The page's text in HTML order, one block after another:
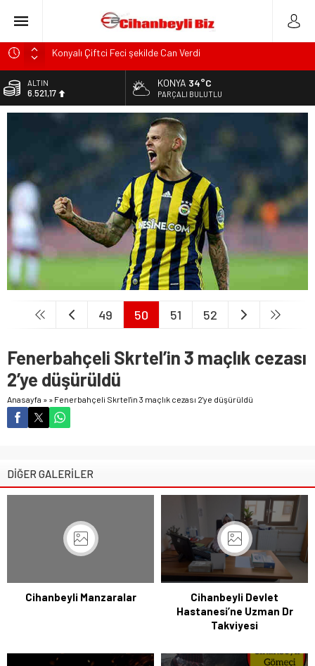
Konyalı Çiftci Feci şekilde Can Verdi
Konya’da araçta oksijen tüpünün patlaması sonucu hayatını
kaybeden biri bebek 2 kişi ile yaralanan 2 kişinin kimlikleri
KULU’DA HAFİF TİCARİ ARAÇ TAKLA ATTI: 2’Sİ ÇOCUK, 3
YARALI
Trafik Kazasinda Yaralanmıştı, Tedavi gördüğü Hastanede
Başkan Adayı Kemal Tekin Sahada Ziyaretlerini
Yoğunlaştırdı
ALTIN
6.521,17
EURO
55,0659
KONYA 34°C
PARÇALI BULUTLU
49 50 51 52
Fenerbahçeli Skrtel’in 3 maçlık cezası
2’ye düşürüldü
Anasayfa » » Fenerbahçeli Skrtel'in 3 maçlık cezası 2'ye düşürüldü
DİĞER GALERİLER
Cihanbeyli Manzaralar
Cihanbeyli Devlet
Hastanesi’ne Uzman Dr
Takviyesi